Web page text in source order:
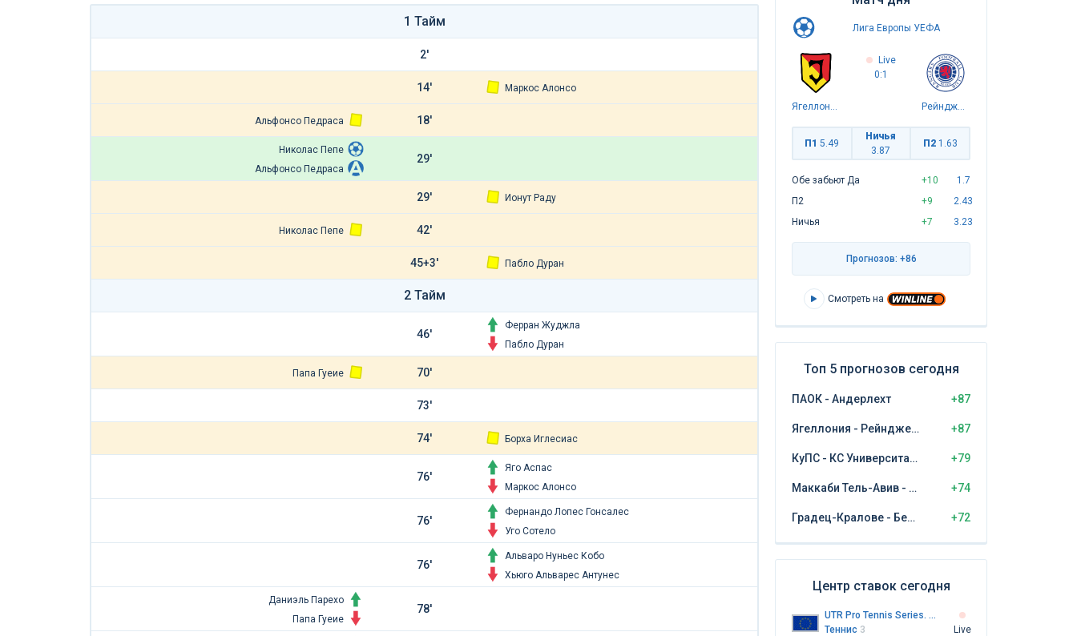
1 Тайм
2'
14' Маркос Алонсо
Альфонсо Педраса 18'
Николас Пепе
Альфонсо Педраса
29'
29' Ионут Раду
Николас Пепе 42'
45+3' Пабло Дуран
2 Тайм
46'
Ферран Жуджла
Пабло Дуран
Папа Гуеие 70'
73'
74' Борха Иглесиас
76'
Яго Аспас
Маркос Алонсо
76'
Фернандо Лопес Гонсалес
Уго Сотело
76'
Альваро Нуньес Кобо
Хьюго Альварес Антунес
Даниэль Парехо
Папа Гуеие
78'
Лига Европы УЕФА
Ягеллония
Live
0:1
Рейнджерс
П15.49
Ничья
3.87
П2 1.63
Обе забьют Да +10
1.7
П2
+9
2.43
Ничья
+7 3.23
Прогнозов: +86
Смотреть на
Топ 5 прогнозов сегодня
ПАОК - Андерлехт +87
Ягеллония - Рейнджерс +87
КуПС - КС Университатя Крайова +79
Маккаби Тель-Авив - ЦСКА София +74
Градец-Кралове - Бешикташ +72
Центр ставок сегодня
UTR Pro Tennis Series. Оберн. Женщины
Теннис 3
Live